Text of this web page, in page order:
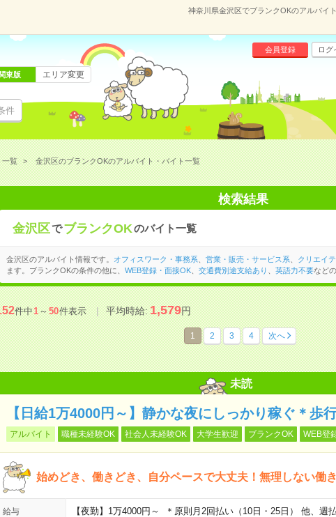
神奈川県金沢区でブランクOKのアルバイ
件
会員登録 ログ
東版 エリア変更
一覧 金沢区のブランクOKのアルバイト・バイト一覧
検索結果
金沢区で ブランクOKのバイト一覧
金沢区のアルバイト情報です。 オフィスワーク・事務系 営業・販売・サービス系 クリエイ
ます。ブランクOKの条件の他に、 WEB登録・面接OK、 交通費別途支給あり 英語力不要など
件中1～50件表示 平均時給:1,579円
1 2 3 4 次へ
未読
【日給1万4000円～】静かな夜にしっかり稼ぐ＊歩
アルバイト 職種未経験OK 社会人未経験OK 大学生歓迎 ブランクOK WEB登
始めどき、働きどき、自分ペースで大丈夫！無理しない働
給与
【夜勤】1万4000円～ ＊原則月2回払い（10日・25日） 他、週